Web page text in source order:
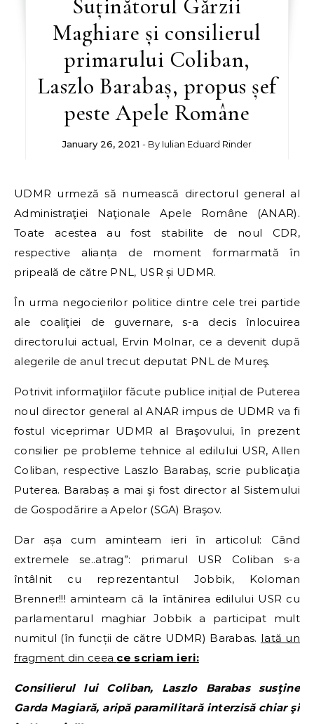
Suținătorul Gărzii
Maghiare și consilierul
primarului Coliban,
Laszlo Barabaș, propus șef
peste Apele Române
January 26, 2021 - By Iulian Eduard Rinder
UDMR urmeză să numească directorul general al
Administraţiei Naţionale Apele Române (ANAR).
Toate acestea au fost stabilite de noul CDR,
respective alianța de moment formarmată în
pripeală de către PNL, USR și UDMR.
În urma negocierilor politice dintre cele trei partide
ale coaliţiei de guvernare, s-a decis înlocuirea
directorului actual, Ervin Molnar, ce a devenit după
alegerile de anul trecut deputat PNL de Mureş.
Potrivit informaţiilor făcute publice inițial de Puterea
noul director general al ANAR impus de UDMR va fi
fostul viceprimar UDMR al Braşovului, în prezent
consilier pe probleme tehnice al edilului USR, Allen
Coliban, respective Laszlo Barabaș, scrie publicaţia
Puterea. Barabaș a mai şi fost director al Sistemului
de Gospodărire a Apelor (SGA) Braşov.
Dar așa cum aminteam ieri în articolul: Când
extremele se..atrag”: primarul USR Coliban s-a
întâlnit cu reprezentantul Jobbik, Koloman
Brenner!!! aminteam că la întânirea edilului USR cu
parlamentarul maghiar Jobbik a participat mult
numitul (în funcții de către UDMR) Barabas. Iată un
fragment din ceea ce scriam ieri:
Consilierul lui Coliban, Laszlo Barabas susţine
Garda Magiară, aripă paramilitară interzisă chiar şi